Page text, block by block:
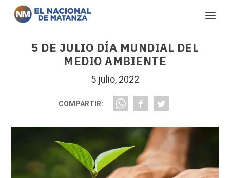
5 DE JULIO DÍA MUNDIAL DEL
MEDIO AMBIENTE
5 julio, 2022
COMPARTIR: